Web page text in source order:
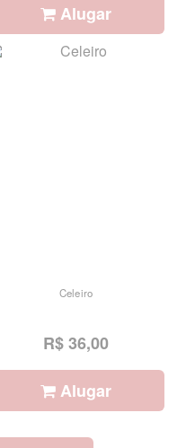
Alugar
Celeiro
R$ 36,00
Alugar